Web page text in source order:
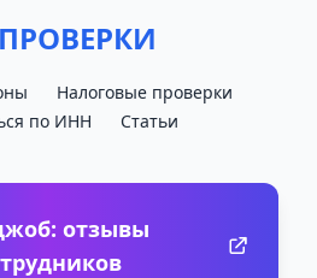
Налоговые проверки
по ИНН
Статьи
отзывы